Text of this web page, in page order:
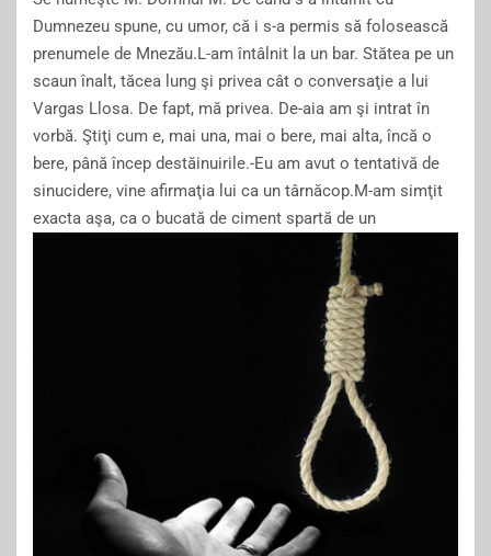
Dumnezeu spune, cu umor, că i s-a permis să folosească
prenumele de Mnezău.L-am întâlnit la un bar. Stătea pe un
scaun înalt, tăcea lung şi privea cât o conversaţie a lui
Vargas Llosa. De fapt, mă privea. De-aia am şi intrat în
vorbă. Ştiţi cum e, mai una, mai o bere, mai alta, încă o
bere, până încep destăinuirile.-Eu am avut o tentativă de
sinucidere, vine afirmaţia lui ca un târnăcop.M-am simţit
exacta aşa, ca o bucată de ciment spartă de un